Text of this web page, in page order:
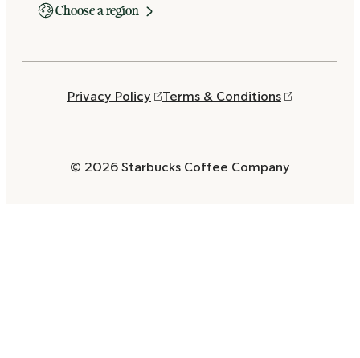
Choose a region
Privacy Policy Terms & Conditions
© 2026 Starbucks Coffee Company